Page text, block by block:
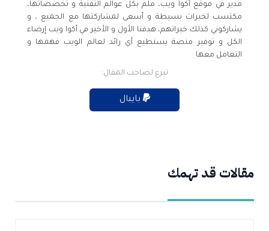
مدير في موقع أكوا ويب، ملم بكل عوالم التقنية و تخصصاتها،
مكتسب لخبرات بسيطة و أسعى لمشاركتها مع الجميع ، و
يشاركوني كذلك خبراتهم، هدفنا الأول و الأخير في أكوا ويب إرضاء
الكل و توفير منصة يستطيع أي رائد لعالم الويب فهمها و
التعامل معها
تبرع لصاحب المقال:
مقالات قد تهمك